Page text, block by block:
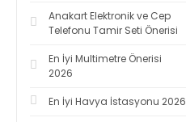
Anakart Elektronik ve Cep
Telefonu Tamir Seti Önerisi
En İyi Multimetre Önerisi
2026
En İyi Havya İstasyonu 2026